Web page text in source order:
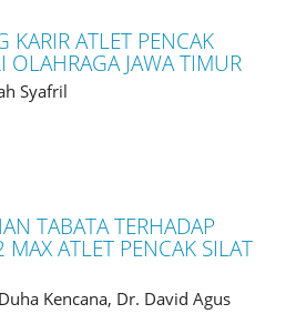
KARIR ATLET PENCAK
OLAHRAGA JAWA TIMUR
Syafril
TABATA TERHADAP
ATLET PENCAK SILAT
Kencana, Dr. David Agus